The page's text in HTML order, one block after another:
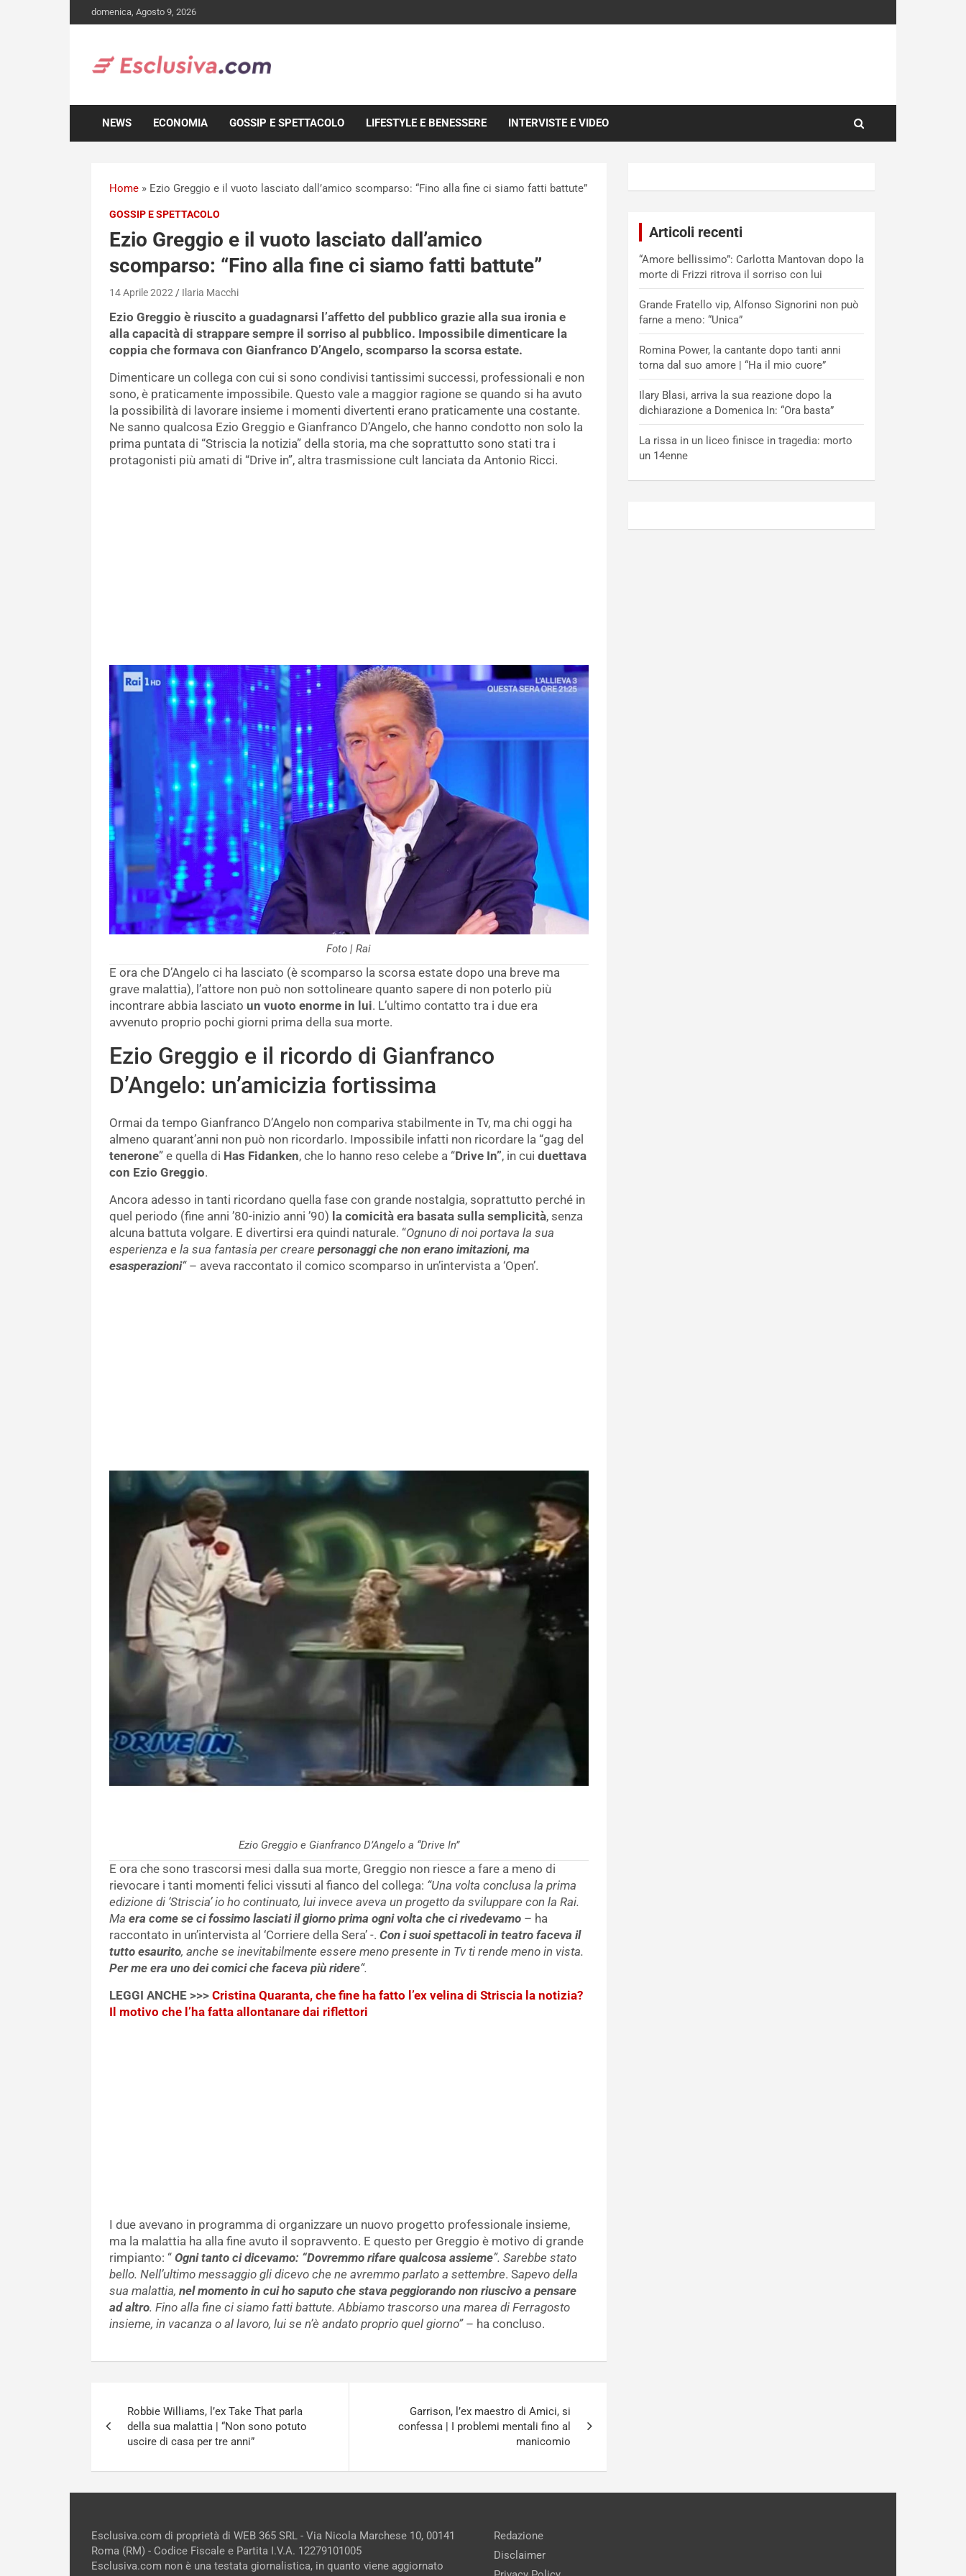
to
domenica, Agosto 9, 2026
NEWS ECONOMIA GOSSIP E SPETTACOLO LIFESTYLE E BENESSERE INTERVISTE E VIDEO
Home » Ezio Greggio e il vuoto lasciato dall’amico scomparso: “Fino alla fine ci siamo fatti battute”
GOSSIP E SPETTACOLO
Ezio Greggio e il vuoto lasciato dall’amico
scomparso: “Fino alla fine ci siamo fatti battute”
14 Aprile 2022 Ilaria Macchi
Ezio Greggio è riuscito a guadagnarsi l’affetto del pubblico grazie alla sua ironia e
alla capacità di strappare sempre il sorriso al pubblico. Impossibile dimenticare la
coppia che formava con Gianfranco D’Angelo, scomparso la scorsa estate.
Dimenticare un collega con cui si sono condivisi tantissimi successi, professionali e non
sono, è praticamente impossibile. Questo vale a maggior ragione se quando si ha avuto
la possibilità di lavorare insieme i momenti divertenti erano praticamente una costante.
Ne sanno qualcosa Ezio Greggio e Gianfranco D’Angelo, che hanno condotto non solo la
prima puntata di “Striscia la notizia” della storia, ma che soprattutto sono stati tra i
protagonisti più amati di “Drive in”, altra trasmissione cult lanciata da Antonio Ricci.
Foto | Rai
E ora che D’Angelo ci ha lasciato (è scomparso la scorsa estate dopo una breve ma
grave malattia), l’attore non può non sottolineare quanto sapere di non poterlo più
incontrare abbia lasciato un vuoto enorme in lui. L’ultimo contatto tra i due era
avvenuto proprio pochi giorni prima della sua morte.
Ezio Greggio e il ricordo di Gianfranco
D’Angelo: un’amicizia fortissima
Ormai da tempo Gianfranco D’Angelo non compariva stabilmente in Tv, ma chi oggi ha
almeno quarant’anni non può non ricordarlo. Impossibile infatti non ricordare la “gag del
tenerone” e quella di Has Fidanken, che lo hanno reso celebe a “Drive In”, in cui duettava
con Ezio Greggio.
Ancora adesso in tanti ricordano quella fase con grande nostalgia, soprattutto perché in
quel periodo (fine anni ’80-inizio anni ’90) la comicità era basata sulla semplicità, senza
alcuna battuta volgare. E divertirsi era quindi naturale. “Ognuno di noi portava la sua
esperienza e la sua fantasia per creare personaggi che non erano imitazioni, ma
esasperazioni“– aveva raccontato il comico scomparso in un’intervista a ‘Open’.
Ezio Greggio e Gianfranco D’Angelo a “Drive In”
E ora che sono trascorsi mesi dalla sua morte, Greggio non riesce a fare a meno di
rievocare i tanti momenti felici vissuti al fianco del collega: “Una volta conclusa la prima
edizione di ‘Striscia’ io ho continuato, lui invece aveva un progetto da sviluppare con la Rai.
Ma era come se ci fossimo lasciati il giorno prima ogni volta che ci rivedevamo – ha
raccontato in un’intervista al ‘Corriere della Sera’ -. Con i suoi spettacoli in teatro faceva il
tutto esaurito, anche se inevitabilmente essere meno presente in Tv ti rende meno in vista.
Per me era uno dei comici che faceva più ridere“.
LEGGI ANCHE >>> Cristina Quaranta, che fine ha fatto l’ex velina di Striscia la notizia?
Il motivo che l’ha fatta allontanare dai riflettori
I due avevano in programma di organizzare un nuovo progetto professionale insieme,
ma la malattia ha alla fine avuto il sopravvento. E questo per Greggio è motivo di grande
rimpianto: “ Ogni tanto ci dicevamo: “Dovremmo rifare qualcosa assieme”. Sarebbe stato
bello. Nell’ultimo messaggio gli dicevo che ne avremmo parlato a settembre. Sapevo della
sua malattia, nel momento in cui ho saputo che stava peggiorando non riuscivo a pensare
ad altro. Fino alla fine ci siamo fatti battute. Abbiamo trascorso una marea di Ferragosto
insieme, in vacanza o al lavoro, lui se n’è andato proprio quel giorno”– ha concluso.
articoli
Robbie Williams, l’ex Take That parla
della sua malattia | “Non sono potuto
uscire di casa per tre anni”
Garrison, l’ex maestro di Amici, si
confessa | I problemi mentali fino al
manicomio
Articoli recenti
“Amore bellissimo”: Carlotta Mantovan dopo la
morte di Frizzi ritrova il sorriso con lui
Grande Fratello vip, Alfonso Signorini non può
farne a meno: “Unica”
Romina Power, la cantante dopo tanti anni
torna dal suo amore | “Ha il mio cuore”
Ilary Blasi, arriva la sua reazione dopo la
dichiarazione a Domenica In: “Ora basta”
La rissa in un liceo finisce in tragedia: morto
un 14enne
Esclusiva.com di proprietà di WEB 365 SRL - Via Nicola Marchese 10, 00141
Roma (RM) - Codice Fiscale e Partita I.V.A. 12279101005
Esclusiva.com non è una testata giornalistica, in quanto viene aggiornato
Redazione
Disclaimer